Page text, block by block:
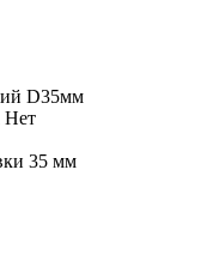
D35мм
Нет
35 мм